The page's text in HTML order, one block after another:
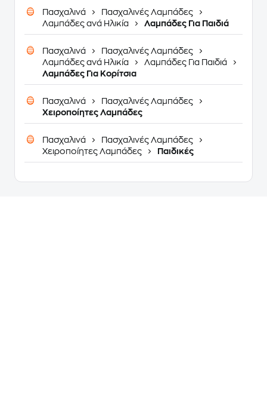
Πασχαλινά
Πασχαλινές Λαμπάδες
Λαμπάδες ανά Ηλικία
Λαμπάδες Για Παιδιά
Πασχαλινά
Πασχαλινές Λαμπάδες
Λαμπάδες ανά Ηλικία
Λαμπάδες Για Παιδιά
Λαμπάδες Για Κορίτσια
Πασχαλινά
Πασχαλινές Λαμπάδες
Χειροποίητες Λαμπάδες
Πασχαλινά
Πασχαλινές Λαμπάδες
Χειροποίητες Λαμπάδες
Παιδικές